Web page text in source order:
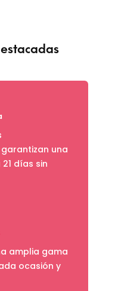
una
días sin
amplia gama
ocasión y